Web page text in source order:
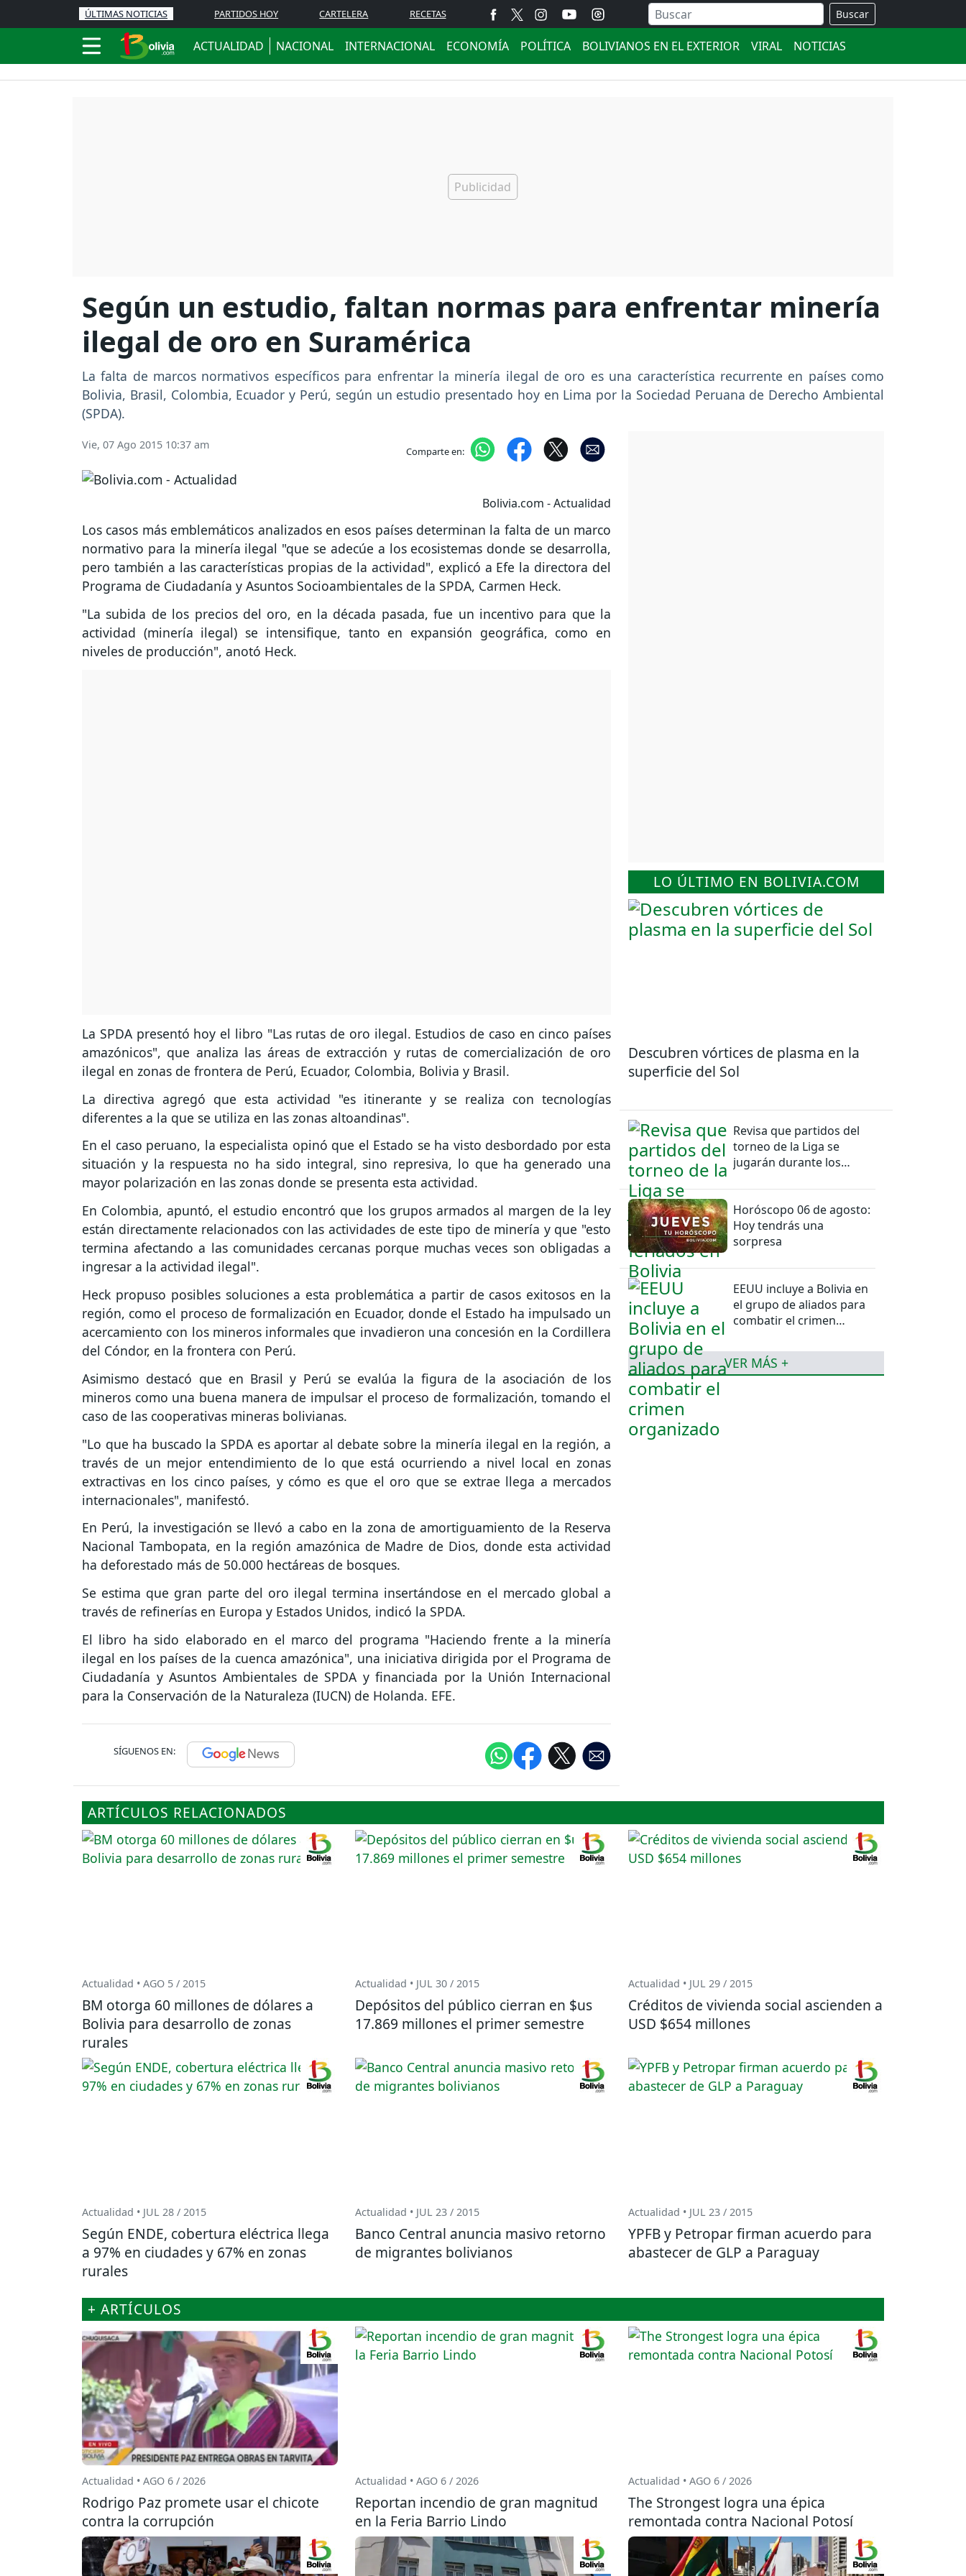
ÚLTIMAS NOTICIAS PARTIDOS HOY CARTELERA RECETAS Buscar
ACTUALIDAD NACIONAL INTERNACIONAL ECONOMÍA POLÍTICA BOLIVIANOS EN EL EXTERIOR VIRAL NOTICIAS
Según un estudio, faltan normas para enfrentar minería
ilegal de oro en Suramérica
La falta de marcos normativos específicos para enfrentar la minería ilegal de oro es una característica recurrente en países como
Bolivia, Brasil, Colombia, Ecuador y Perú, según un estudio presentado hoy en Lima por la Sociedad Peruana de Derecho Ambiental
(SPDA).
Vie, 07 Ago 2015 10:37 am Comparte en:
Bolivia.com - Actualidad
Los casos más emblemáticos analizados en esos países determinan la falta de un marco
normativo para la minería ilegal "que se adecúe a los ecosistemas donde se desarrolla,
pero también a las características propias de la actividad", explicó a Efe la directora del
Programa de Ciudadanía y Asuntos Socioambientales de la SPDA, Carmen Heck.
"La subida de los precios del oro, en la década pasada, fue un incentivo para que la
actividad (minería ilegal) se intensifique, tanto en expansión geográfica, como en
niveles de producción", anotó Heck.
La SPDA presentó hoy el libro "Las rutas de oro ilegal. Estudios de caso en cinco países
amazónicos", que analiza las áreas de extracción y rutas de comercialización de oro
ilegal en zonas de frontera de Perú, Ecuador, Colombia, Bolivia y Brasil.
La directiva agregó que esta actividad "es itinerante y se realiza con tecnologías
diferentes a la que se utiliza en las zonas altoandinas".
En el caso peruano, la especialista opinó que el Estado se ha visto desbordado por esta
situación y la respuesta no ha sido integral, sino represiva, lo que ha generado una
mayor polarización en las zonas donde se presenta esta actividad.
En Colombia, apuntó, el estudio encontró que los grupos armados al margen de la ley
están directamente relacionados con las actividades de este tipo de minería y que "esto
termina afectando a las comunidades cercanas porque muchas veces son obligadas a
ingresar a la actividad ilegal".
Heck propuso posibles soluciones a esta problemática a partir de casos exitosos en la
región, como el proceso de formalización en Ecuador, donde el Estado ha impulsado un
acercamiento con los mineros informales que invadieron una concesión en la Cordillera
del Cóndor, en la frontera con Perú.
Asimismo destacó que en Brasil y Perú se evalúa la figura de la asociación de los
mineros como una buena manera de impulsar el proceso de formalización, tomando el
caso de las cooperativas mineras bolivianas.
"Lo que ha buscado la SPDA es aportar al debate sobre la minería ilegal en la región, a
través de un mejor entendimiento de lo que está ocurriendo a nivel local en zonas
extractivas en los cinco países, y cómo es que el oro que se extrae llega a mercados
internacionales", manifestó.
En Perú, la investigación se llevó a cabo en la zona de amortiguamiento de la Reserva
Nacional Tambopata, en la región amazónica de Madre de Dios, donde esta actividad
ha deforestado más de 50.000 hectáreas de bosques.
Se estima que gran parte del oro ilegal termina insertándose en el mercado global a
través de refinerías en Europa y Estados Unidos, indicó la SPDA.
El libro ha sido elaborado en el marco del programa "Haciendo frente a la minería
ilegal en los países de la cuenca amazónica", una iniciativa dirigida por el Programa de
Ciudadanía y Asuntos Ambientales de SPDA y financiada por la Unión Internacional
para la Conservación de la Naturaleza (IUCN) de Holanda. EFE.
SÍGUENOS EN:
LO ÚLTIMO EN BOLIVIA.COM
Descubren vórtices de plasma en la
superficie del Sol
Revisa que partidos del
torneo de la Liga se
jugarán durante los
Horóscopo 06 de agosto:
Hoy tendrás una
sorpresa
EEUU incluye a Bolivia en
el grupo de aliados para
combatir el crimen
VER MÁS +
ARTÍCULOS RELACIONADOS
Actualidad • AGO 5 / 2015
BM otorga 60 millones de dólares a
Bolivia para desarrollo de zonas
rurales
Actualidad • JUL 30 / 2015
Depósitos del público cierran en $us
17.869 millones el primer semestre
Actualidad • JUL 29 / 2015
Créditos de vivienda social ascienden a
USD $654 millones
Actualidad • JUL 28 / 2015
Según ENDE, cobertura eléctrica llega
a 97% en ciudades y 67% en zonas
rurales
Actualidad • JUL 23 / 2015
Banco Central anuncia masivo retorno
de migrantes bolivianos
Actualidad • JUL 23 / 2015
YPFB y Petropar firman acuerdo para
abastecer de GLP a Paraguay
+ ARTÍCULOS
Actualidad • AGO 6 / 2026
Rodrigo Paz promete usar el chicote
contra la corrupción
Actualidad • AGO 6 / 2026
Reportan incendio de gran magnitud
en la Feria Barrio Lindo
Actualidad • AGO 6 / 2026
The Strongest logra una épica
remontada contra Nacional Potosí